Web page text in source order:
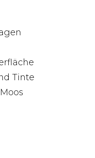
Tinte